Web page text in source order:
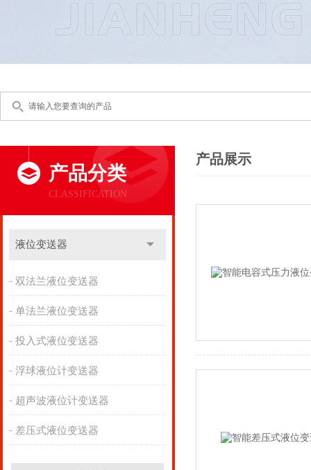
产品分类
CLASSIFICATION
液位变送器
双法兰液位变送器
单法兰液位变送器
投入式液位变送器
浮球液位计变送器
超声波液位计变送器
差压式液位变送器
产品展示